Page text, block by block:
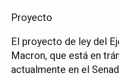
Proyecto
El proyecto de ley del
Macron, que está en
actualmente en el